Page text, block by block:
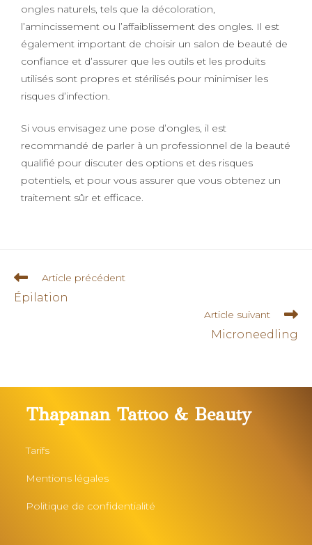
ongles naturels, tels que la décoloration,
l’amincissement ou l’affaiblissement des ongles. Il est
également important de choisir un salon de beauté de
confiance et d’assurer que les outils et les produits
utilisés sont propres et stérilisés pour minimiser les
risques d’infection.
Si vous envisagez une pose d’ongles, il est
recommandé de parler à un professionnel de la beauté
qualifié pour discuter des options et des risques
potentiels, et pour vous assurer que vous obtenez un
traitement sûr et efficace.
Article précédent
Épilation
Article suivant
Microneedling
Thapanan Tattoo & Beauty
Tarifs
Mentions légales
Politique de confidentialité